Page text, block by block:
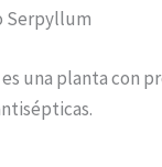
Serpyllum
una planta con